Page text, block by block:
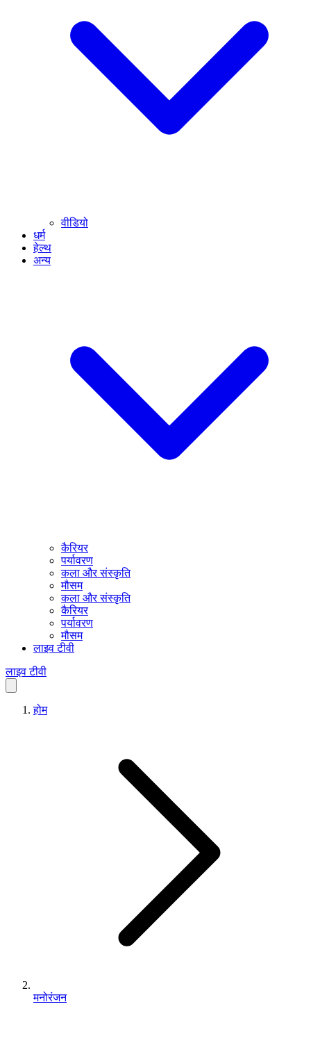
वीडियो
धर्म
हेल्थ
अन्य
कैरियर
पर्यावरण
कला और संस्कृति
मौसम
कला और संस्कृति
कैरियर
पर्यावरण
मौसम
लाइव टीवी
लाइव टीवी
होम
मनोरंजन